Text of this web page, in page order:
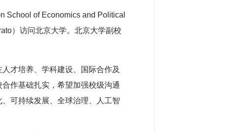
School of Economics and Political
）访问北京大学。北京大学副校
才培养、学科建设、国际合作及
作基础扎实，希望加强校级沟通
可持续发展、全球治理、人工智